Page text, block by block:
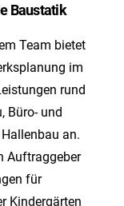
Baustatik
Team bietet
im
rund
Büro- und
an.
Auftraggeber
für
Kindergärten